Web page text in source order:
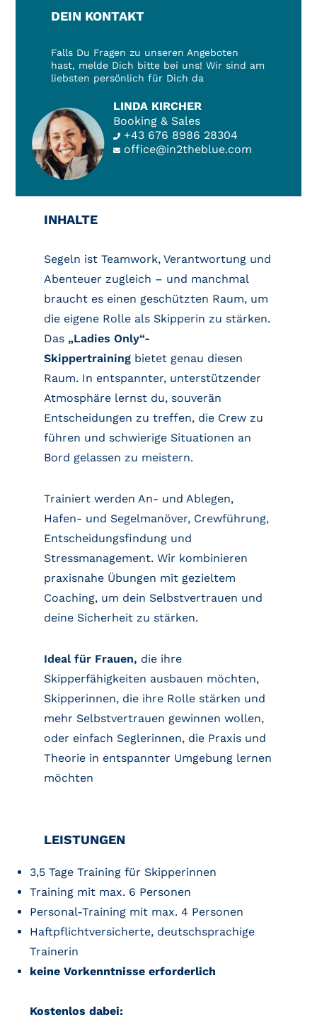
DEIN KONTAKT
Falls Du Fragen zu unseren Angeboten
hast, melde Dich bitte bei uns! Wir sind am
liebsten persönlich für Dich da
LINDA KIRCHER
Booking & Sales
+43 676 8986 28304
office@in2theblue.com
INHALTE
Segeln ist Teamwork, Verantwortung und
Abenteuer zugleich – und manchmal
braucht es einen geschützten Raum, um
die eigene Rolle als Skipperin zu stärken.
Das „Ladies Only“-
Skippertraining bietet genau diesen
Raum. In entspannter, unterstützender
Atmosphäre lernst du, souverän
Entscheidungen zu treffen, die Crew zu
führen und schwierige Situationen an
Bord gelassen zu meistern.
Trainiert werden An- und Ablegen,
Hafen- und Segelmanöver, Crewführung,
Entscheidungsfindung und
Stressmanagement. Wir kombinieren
praxisnahe Übungen mit gezieltem
Coaching, um dein Selbstvertrauen und
deine Sicherheit zu stärken.
Ideal für Frauen, die ihre
Skipperfähigkeiten ausbauen möchten,
Skipperinnen, die ihre Rolle stärken und
mehr Selbstvertrauen gewinnen wollen,
oder einfach Seglerinnen, die Praxis und
Theorie in entspannter Umgebung lernen
möchten
LEISTUNGEN
3,5 Tage Training für Skipperinnen
Training mit max. 6 Personen
Personal-Training mit max. 4 Personen
Haftpflichtversicherte, deutschsprachige
Trainerin
keine Vorkenntnisse erforderlich
Kostenlos dabei: